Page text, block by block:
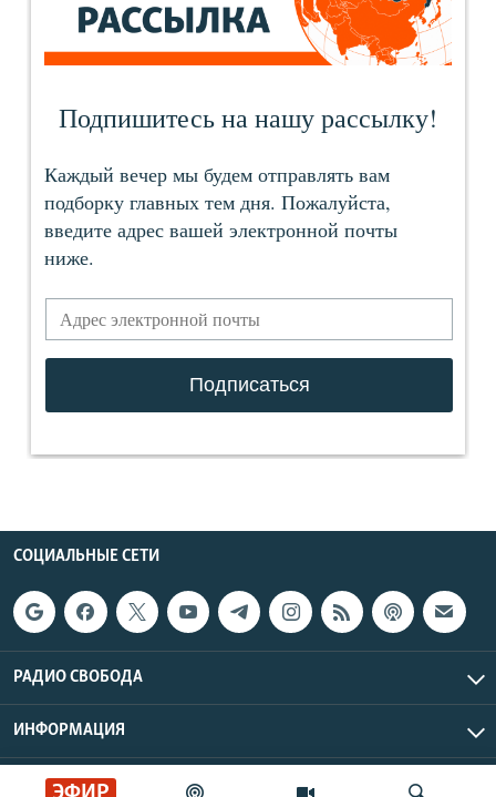
СОЦИАЛЬНЫЕ СЕТИ
РАДИО СВОБОДА
ИНФОРМАЦИЯ
Радио Свобода © 2026 RFE/RL, Inc. | Все права защищены.